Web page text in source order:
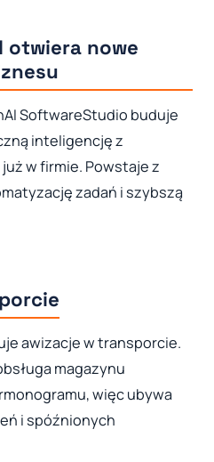
otwiera nowe
SoftwareStudio buduje
inteligencję z
w firmie. Powstaje z
zadań i szybszą
awizacje w transporcie.
magazynu
więc ubywa
i spóźnionych